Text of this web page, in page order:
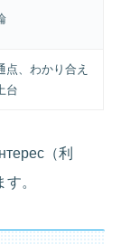
点、わかり合え
台
（利
。